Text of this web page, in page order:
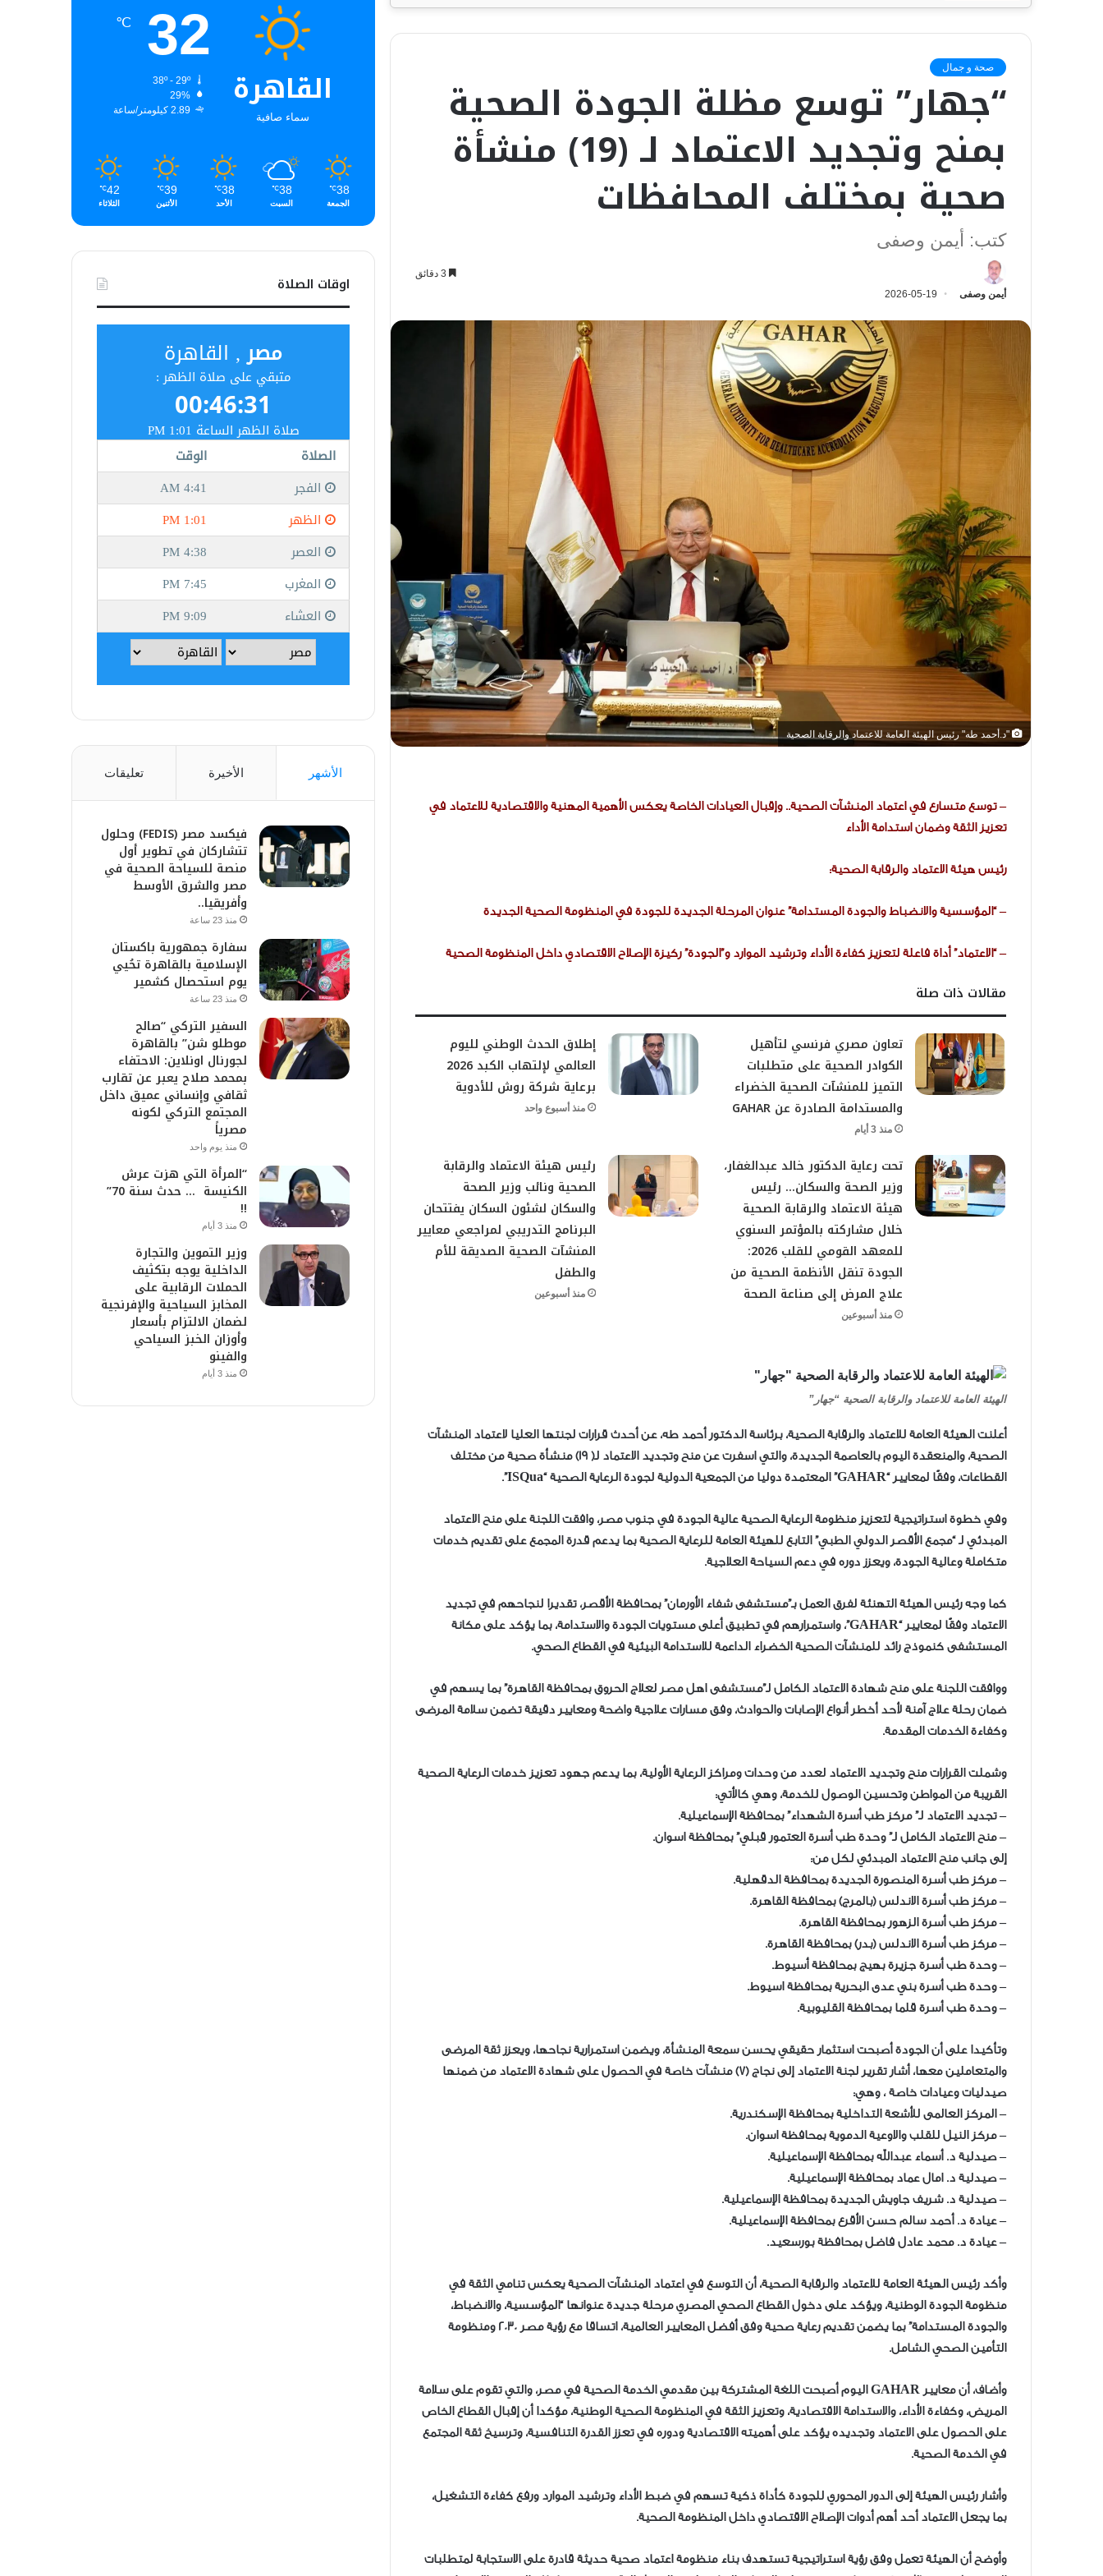
صحة و جمال
“جهار” توسع مظلة الجودة الصحية
بمنح وتجديد الاعتماد لـ (19) منشأة
صحية بمختلف المحافظات
كتب: أيمن وصفى
أيمن وصفى 2026-05-19
"د.أحمد طه" رئيس الهيئة العامة للاعتماد والرقابة الصحية
– توسع متسارع في اعتماد المنشآت الصحية.. وإقبال العيادات الخاصة يعكس الأهمية المهنية والاقتصادية للاعتماد في
تعزيز الثقة وضمان استدامة الأداء
رئيس هيئة الاعتماد والرقابة الصحية:
– “المؤسسية والانضباط والجودة المستدامة” عنوان المرحلة الجديدة للجودة في المنظومة الصحية الجديدة
– “الاعتماد” أداة فاعلة لتعزيز كفاءة الأداء وترشيد الموارد و”الجودة” ركيزة الإصلاح الاقتصادي داخل المنظومة الصحية
مقالات ذات صلة
تعاون مصري فرنسي لتأهيل
الكوادر الصحية على متطلبات
التميز للمنشآت الصحية الخضراء
والمستدامة الصادرة عن GAHAR
منذ 3 أيام
إطلاق الحدث الوطني لليوم
العالمي لإلتهاب الكبد 2026
برعاية شركة روش للأدوية
منذ أسبوع واحد
تحت رعاية الدكتور خالد عبدالغفار،
وزير الصحة والسكان… رئيس
هيئة الاعتماد والرقابة الصحية
خلال مشاركته بالمؤتمر السنوي
للمعهد القومي للقلب 2026:
الجودة تنقل الأنظمة الصحية من
علاج المرض إلى صناعة الصحة
منذ أسبوعين
رئيس هيئة الاعتماد والرقابة
الصحية ونائب وزير الصحة
والسكان لشئون السكان يفتتحان
البرنامج التدريبي لمراجعي معايير
المنشآت الصحية الصديقة للأم
والطفل
منذ أسبوعين
الهيئة العامة للاعتماد والرقابة الصحية “جهار”
أعلنت الهيئة العامة للاعتماد والرقابة الصحية، برئاسة الدكتور أحمد طه، عن أحدث قرارات لجنتها العليا لاعتماد المنشآت
الصحية، والمنعقدة اليوم بالعاصمة الجديدة، والتي اسفرت عن منح وتجديد الاعتماد لـ( 19) منشأة صحية من مختلف
القطاعات، وفقًا لمعايير “GAHAR” المعتمدة دوليا من الجمعية الدولية لجودة الرعاية الصحية “ISQua”.
وفي خطوة استراتيجية لتعزيز منظومة الرعاية الصحية عالية الجودة في جنوب مصر، وافقت اللجنة على منح الاعتماد
المبدئي لـ “مجمع الأقصر الدولي الطبي” التابع للهيئة العامة للرعاية الصحية بما يدعم قدرة المجمع على تقديم خدمات
متكاملة وعالية الجودة، ويعزز دوره في دعم السياحة العلاجية.
كما وجه رئيس الهيئة التهنئة لفرق العمل بـ”مستشفى شفاء الأورمان” بمحافظة الأقصر، تقديرا لنجاحهم في تجديد
الاعتماد وفقًا لمعايير “GAHAR”، واستمرارهم في تطبيق أعلى مستويات الجودة والاستدامة، بما يؤكد على مكانة
المستشفى كنموذج رائد للمنشآت الصحية الخضراء الداعمة للاستدامة البيئية في القطاع الصحي.
ووافقت اللجنة على منح شهادة الاعتماد الكامل لـ”مستشفى اهل مصر لعلاج الحروق بمحافظة القاهرة” بما يسهم في
ضمان رحلة علاج آمنة لأحد أخطر أنواع الإصابات والحوادث، وفق مسارات علاجية واضحة ومعايير دقيقة تضمن سلامة المرضى
وكفاءة الخدمات المقدمة.
وشملت القرارات منح وتجديد الاعتماد لعدد من وحدات ومراكز الرعاية الأولية، بما يدعم جهود تعزيز خدمات الرعاية الصحية
القريبة من المواطن وتحسين الوصول للخدمة، وهي كالأتي:
– تجديد الاعتماد لـ” مركز طب أسرة الشهداء” بمحافظة الإسماعيلية.
– منح الاعتماد الكامل لـ” وحدة طب أسرة العتمور قبلي” بمحافظة اسوان.
إلى جانب منح الاعتماد المبدئي لكل من:
– مركز طب أسرة المنصورة الجديدة بمحافظة الدقهلية.
– مركز طب أسرة الاندلس (بالمرج) بمحافظة القاهرة.
– مركز طب أسرة الزهور بمحافظة القاهرة.
– مركز طب أسرة الاندلس (بدر) بمحافظة القاهرة.
– وحدة طب أسرة جزيرة بهيج بمحافظة أسيوط.
– وحدة طب أسرة بني عدى البحرية بمحافظة اسيوط.
– وحدة طب أسرة قلما بمحافظة القليوبية.
وتأكيدا على أن الجودة أصبحت استثمار حقيقي يحسن سمعة المنشأة، ويضمن استمرارية نجاحها، ويعزز ثقة المرضى
والمتعاملين معها، أشار تقرير لجنة الاعتماد إلى نجاج (7) منشآت خاصة في الحصول على شهادة الاعتماد من ضمنها
صيدليات وعيادات خاصة ، وهي:
– المركز العالمى للأشعة التداخلية بمحافظة الإسكندرية.
– مركز النيل للقلب والاوعية الدموية بمحافظة اسوان.
– صيدلية د. أسماء عبدالله بمحافظة الإسماعيلية.
– صيدلية د. امال عماد بمحافظة الإسماعيلية.
– صيدلية د. شريف جاويش الجديدة بمحافظة الإسماعيلية.
– عيادة د. أحمد سالم حسن الأقرع بمحافظة الإسماعيلية.
– عيادة د. محمد عادل فاضل بمحافظة بورسعيد.
وأكد رئيس الهيئة العامة للاعتماد والرقابة الصحية، أن التوسع في اعتماد المنشآت الصحية يعكس تنامي الثقة في
منظومة الجودة الوطنية، ويؤكد على دخول القطاع الصحي المصري مرحلة جديدة عنوانها “المؤسسية، والانضباط،
والجودة المستدامة” بما يضمن تقديم رعاية صحية وفق أفضل المعايير العالمية، اتساقا مع رؤية مصر 2030 ومنظومة
التأمين الصحي الشامل.
وأضاف، أن معايير GAHAR اليوم أصبحت اللغة المشتركة بين مقدمي الخدمة الصحية في مصر، والتي تقوم على سلامة
المريض، وكفاءة الأداء، والاستدامة الاقتصادية، وتعزيز الثقة في المنظومة الصحية الوطنية، مؤكدا أن إقبال القطاع الخاص
على الحصول على الاعتماد وتجديده يؤكد على أهميته الاقتصادية ودوره في تعزز القدرة التنافسية، وترسيخ ثقة المجتمع
في الخدمة الصحية.
وأشار رئيس الهيئة إلى الدور المحوري للجودة كأداة ذكية تسهم في ضبط الأداء وترشيد الموارد ورفع كفاءة التشغيل،
بما يجعل الاعتماد أحد أهم أدوات الإصلاح الاقتصادي داخل المنظومة الصحية.
وأوضح أن الهيئة تعمل وفق رؤية استراتيجية تستهدف بناء منظومة اعتماد صحية حديثة قادرة على الاستجابة لمتطلبات
القاهرة
سماء صافية
32
℃
38º - 29º
29%
2.89 كيلومتر/ساعة
38
℃
الجمعة
38
℃
السبت
38
℃
الأحد
39
℃
الأثنين
42
℃
الثلاثاء
اوقات الصلاة
الأشهر الأخيرة تعليقات
فيكسد مصر (FEDIS) وحلول
تتشاركان في تطوير أول
منصة للسياحة الصحية في
مصر والشرق الأوسط
وأفريقيا..
منذ 23 ساعة
سفارة جمهورية باكستان
الإسلامية بالقاهرة تحُيي
يوم استحصال كشمير
منذ 23 ساعة
السفير التركي “صالح
موطلو شن” بالقاهرة
لجورنال اونلاين: الاحتفاء
بمحمد صلاح يعبر عن تقارب
ثقافي وإنساني عميق داخل
المجتمع التركي لكونه
مصرياً
منذ يوم واحد
“المرأة التي هزت عرش
الكنيسة … حدث سنة 70”
!!
منذ 3 أيام
وزير التموين والتجارة
الداخلية يوجه بتكثيف
الحملات الرقابية على
المخابز السياحية والإفرنجية
لضمان الالتزام بأسعار
وأوزان الخبز السياحي
والفينو
منذ 3 أيام